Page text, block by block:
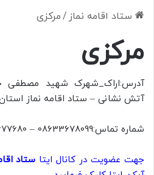
ستاد اقامه نماز /مرکزی
مرکزی
آدرس:اراک_شهرک شهید مصطفی
آتش نشانی – ستاد اقامه نماز
شماره تماس:08633678099 – 08633677680
جهت عضویت در کانال ایتا ستاد